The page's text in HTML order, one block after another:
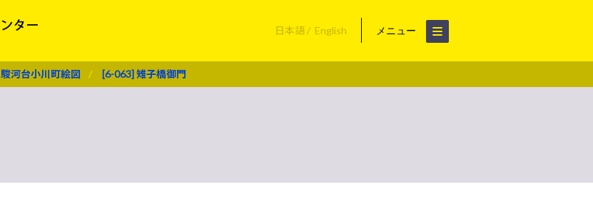
日本語 English メニュー
駿河台小川町絵図 [6-063] 雉子橋御門